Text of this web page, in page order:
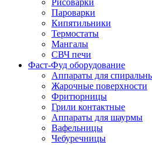
Рисоварки
Пароварки
Кипятильники
Термостаты
Мангалы
СВЧ печи
Фаст-Фуд оборудование
Аппараты для
Жарочные поверхности
Фритюрницы
Грили контактные
Аппараты для шаурмы
Вафельницы
Чебуречницы